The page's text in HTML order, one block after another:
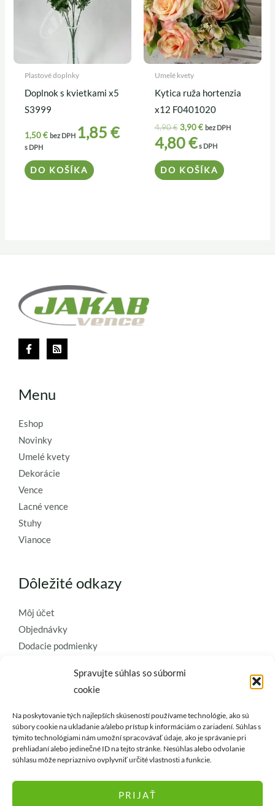
Spravujte súhlas so súbormi
cookie
Na poskytovanie tých najlepších skúseností používame technológie, ako sú
súbory cookie na ukladanie a/alebo prístup k informáciám o zariadení. Súhlas s
týmito technológiami nám umožní spracovávať údaje, ako je správanie pri
prehliadaní alebo jedinečné ID na tejto stránke. Nesúhlas alebo odvolanie
súhlasu môže nepriaznivo ovplyvniť určité vlastnosti a funkcie.
PRIJAŤ
Plastové doplnky
Doplnok s kvietkami x5
S3999
1,50€ bez DPH 1,85 €
s DPH
DO KOŠÍKA
Umelé kvety
Kytica ruža hortenzia
x12 F0401020
4,90€ 3,90€ bez DPH
4,80€s DPH
DO KOŠÍKA
Menu
Eshop
Novinky
Umelé kvety
Dekorácie
Vence
Lacné vence
Stuhy
Vianoce
Dôležité odkazy
Môj účet
Objednávky
Dodacie podmienky
Ochrana osobných údajov
Zásady používania súborov cookie
Kontaktujte nás a požiadajte o
najkvalitnejšie umelé kvety a
dekorácie..